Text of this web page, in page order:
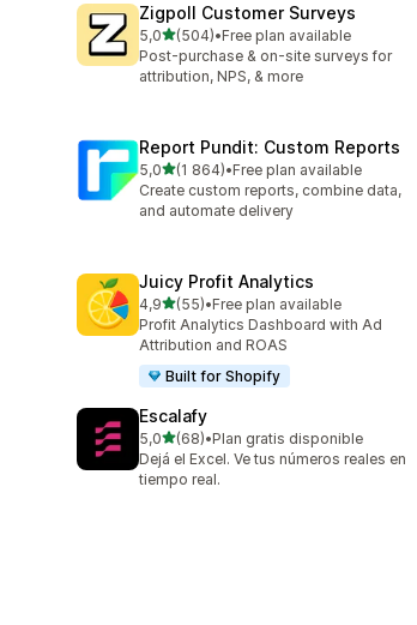
Zigpoll Customer Surveys
5,0/ 5 tähteä
(504)
504 arvostelua yhteensä
•Free plan available
Post-purchase & on-site surveys for
attribution, NPS, & more
Report Pundit: Custom Reports
5,0/ 5 tähteä
(1 864)
1864 arvostelua yhteensä
•Free plan available
Create custom reports, combine data,
and automate delivery
Juicy Profit Analytics
4,9/ 5 tähteä
(55)
55 arvostelua yhteensä
•Free plan available
Profit Analytics Dashboard with Ad
Attribution and ROAS
Built for Shopify
Escalafy
5,0/ 5 tähteä
(68)
68 arvostelua yhteensä
•Plan gratis disponible
Dejá el Excel. Ve tus números reales en
tiempo real.